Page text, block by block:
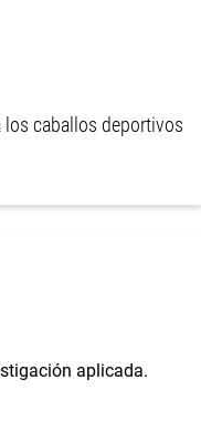
los caballos deportivos